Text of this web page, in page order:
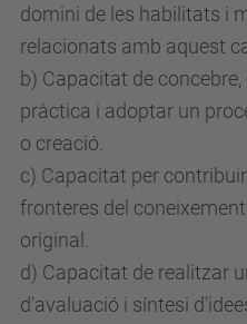
domini de les habilitats i
relacionats amb aquest
b) Capacitat de
pràctica i adoptar un
o creació.
c) Capacitat per
fronteres del
original.
d) Capacitat de realitzar
d'avaluació i síntesi